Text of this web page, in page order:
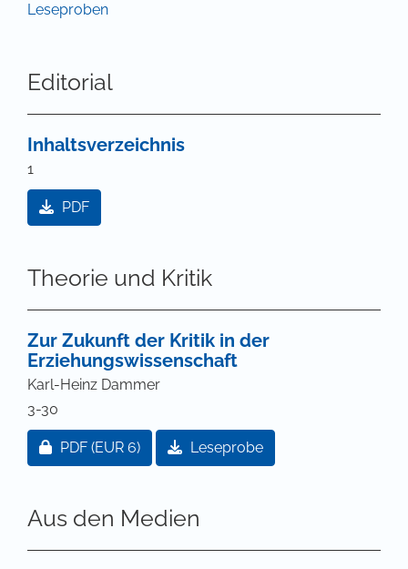
Leseproben
Editorial
Inhaltsverzeichnis
1
PDF
Theorie und Kritik
Zur Zukunft der Kritik in der
Erziehungswissenschaft
Karl-Heinz Dammer
3-30
Zugang für Abonnent/innen oder durch Zahlung
PDF (EUR 6) Leseprobe
Aus den Medien